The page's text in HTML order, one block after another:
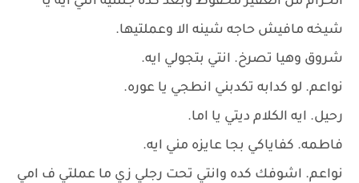
شيخه مافيش حاجه شينه الا وعملتيها.
شروق وهيا تصرخ. انتي بتجولي ايه.
نواعم. لو كدابه تكدبني انطجي يا عوره.
رحيل. ايه الكلام ديتي يا اما.
فاطمه. كفاياكي بجا عايزه مني ايه.
نواعم. اشوفك كده وانتي تحت رجلي زي ما عملتي ف امي